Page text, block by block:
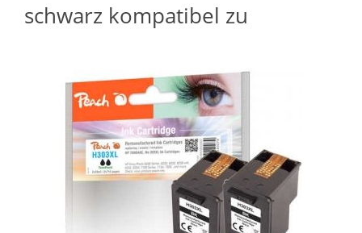
schwarz kompatibel zu